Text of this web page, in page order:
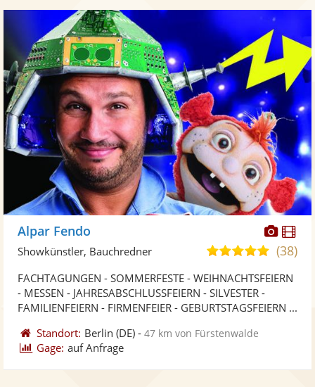
Fotos
Alpar Fendo
5,0
5
Sternen
(38)
Showkünstler, Bauchredner
FACHTAGUNGEN - SOMMERFESTE - WEIHNACHTSFEIERN
- MESSEN - JAHRESABSCHLUSSFEIERN - SILVESTER -
FAMILIENFEIERN - FIRMENFEIER - GEBURTSTAGSFEIERN ...
Standort: Berlin (DE) -47 km von Fürstenwalde
Gage: auf Anfrage